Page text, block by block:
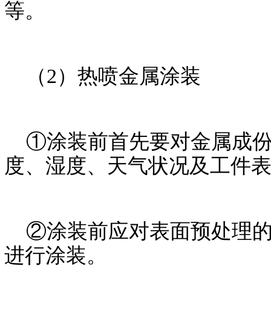
等。
（2）热喷金属涂装
①涂装前首先要对金属成份
度、湿度、天气状况及工件
②涂装前应对表面预处理的
进行涂装。